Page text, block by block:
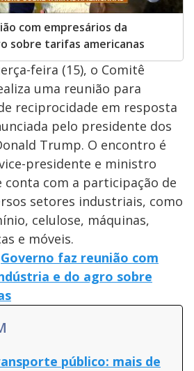
com empresários da
sobre tarifas americanas
feira (15), o Comitê
uma reunião para
reciprocidade em resposta
pelo presidente dos
Trump. O encontro é
presidente e ministro
conta com a participação de
setores industriais, como
celulose, máquinas,
e móveis.
Governo faz reunião com
e do agro sobre
público: mais de